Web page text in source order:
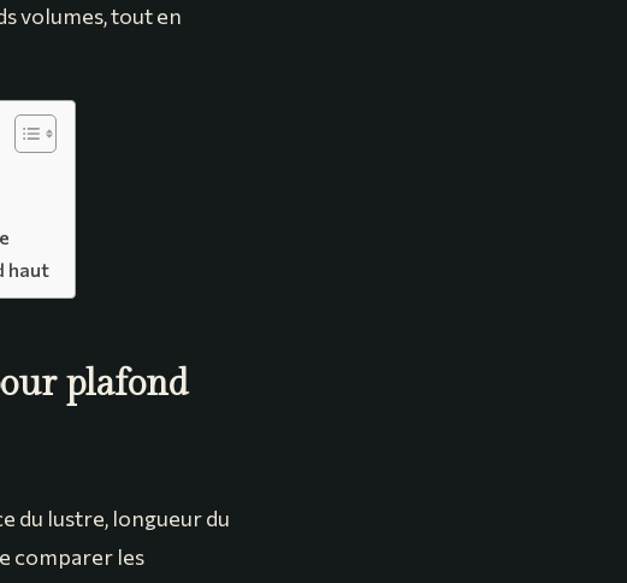
volumes, tout en
haut
plafond
du lustre, longueur du
comparer les